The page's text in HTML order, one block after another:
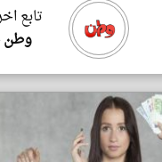
تابع
وطن